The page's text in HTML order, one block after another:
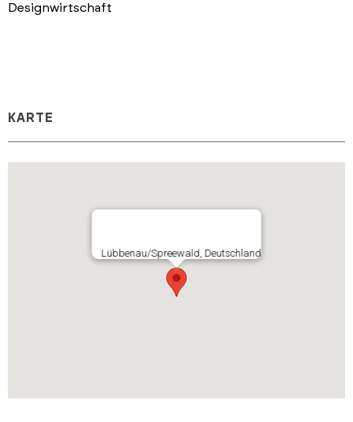
Designwirtschaft
KARTE
Lübbenau/Spreewald, Deutschland